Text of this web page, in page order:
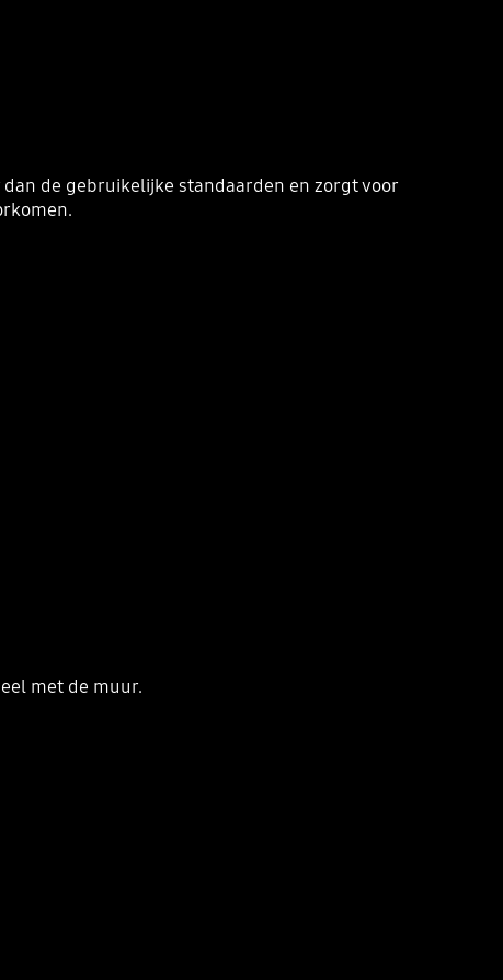
de gebruikelijke standaarden en zorgt voor
met de muur.